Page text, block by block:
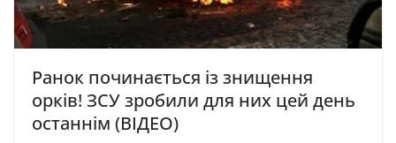
Ранок починається із знищення
орків! ЗСУ зробили для них цей день
останнім (ВІДЕО)